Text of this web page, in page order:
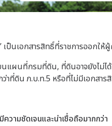
เป็นเอกสารสิทธิ์ที่ราชการออก
แผนที่กรมที่ดิน, ที่ดินอาจยังไม่ไ
าที่ดิน ภ.บ.ท.5 หรือที่ไม่มีเอกสาร
มีความชัดเจนและน่าเชื่อถือมากกว่า